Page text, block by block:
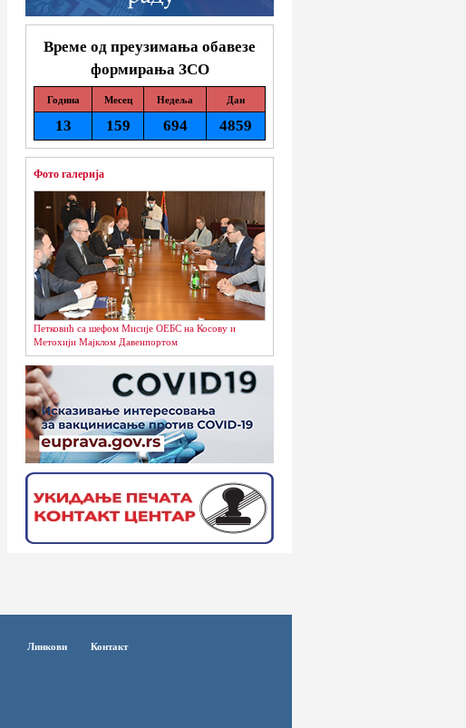
Време од преузимања обавезе
формирања ЗСО
Година Месец Недеља Дан
13 159 694 4859
Фото галерија
Петковић са шефом Мисије ОЕБС на Косову и
Метохији Мајклом Давенпортом
Линкови Контакт